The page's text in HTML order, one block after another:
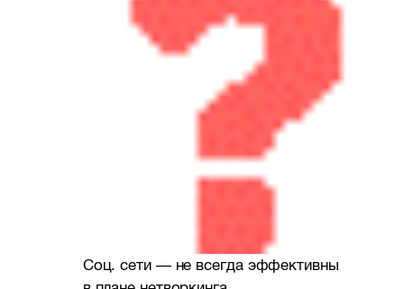
Соц. сети — не всегда эффективны